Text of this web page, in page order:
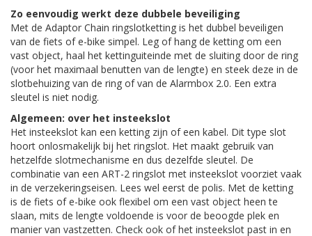
Zo eenvoudig werkt deze dubbele beveiliging
Met de Adaptor Chain ringslotketting is het dubbel beveiligen
van de fiets of e-bike simpel. Leg of hang de ketting om een
vast object, haal het kettinguiteinde met de sluiting door de ring
(voor het maximaal benutten van de lengte) en steek deze in de
slotbehuizing van de ring of van de Alarmbox 2.0. Een extra
sleutel is niet nodig.
Algemeen: over het insteekslot
Het insteekslot kan een ketting zijn of een kabel. Dit type slot
hoort onlosmakelijk bij het ringslot. Het maakt gebruik van
hetzelfde slotmechanisme en dus dezelfde sleutel. De
combinatie van een ART-2 ringslot met insteekslot voorziet vaak
in de verzekeringseisen. Lees wel eerst de polis. Met de ketting
is de fiets of e-bike ook flexibel om een vast object heen te
slaan, mits de lengte voldoende is voor de beoogde plek en
manier van vastzetten. Check ook of het insteekslot past in en